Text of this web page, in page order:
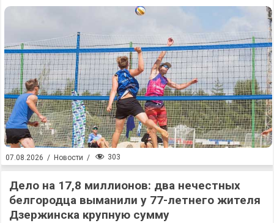
07.08.2026 / Новости / 303
Дело на 17,8 миллионов: два нечестных
белгородца выманили у 77-летнего жителя
Дзержинска крупную сумму